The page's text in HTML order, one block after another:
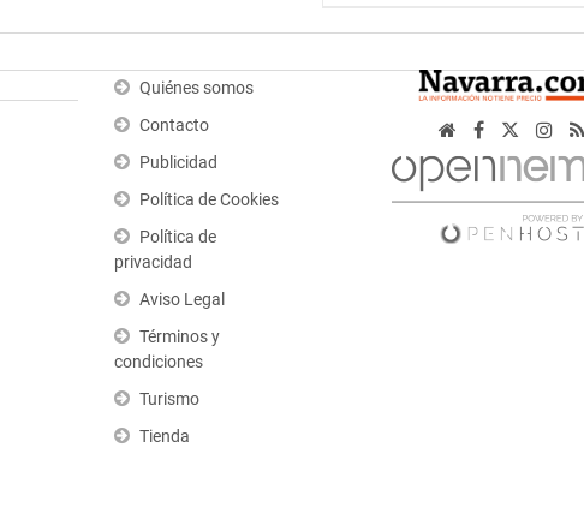
Quiénes somos
Contacto
Publicidad
Política de Cookies
Política de
privacidad
Aviso Legal
Términos y
condiciones
Turismo
Tienda